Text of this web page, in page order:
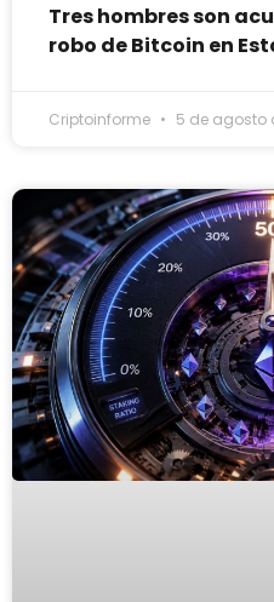
Tres hombres son
robo de Bitcoin en
Criptoinforme 5 de agosto